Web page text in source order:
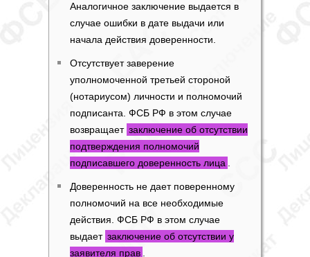
Аналогичное заключение выдается в
случае ошибки в дате выдачи или
начала действия доверенности.
Отсутствует заверение
уполномоченной третьей стороной
(нотариусом) личности и полномочий
подписанта. ФСБ РФ в этом случае
возвращает заключение об отсутствии
подтверждения полномочий
подписавшего доверенность лица
Доверенность не дает поверенному
полномочий на все необходимые
действия. ФСБ РФ в этом случае
выдает заключение об отсутствии у
заявителя прав